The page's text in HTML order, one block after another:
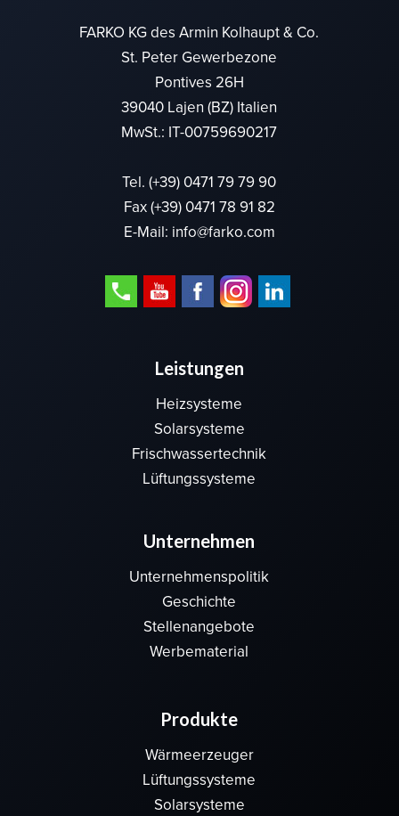
FARKO KG des Armin Kolhaupt & Co.
St. Peter Gewerbezone
Pontives 26H
39040 Lajen (BZ) Italien
MwSt.: IT-00759690217
Tel.(+39) 0471 79 79 90
Fax (+39) 0471 78 91 82
E-Mail: info@farko.com
Leistungen
Heizsysteme
Solarsysteme
Frischwassertechnik
Lüftungssysteme
Unternehmen
Unternehmenspolitik
Geschichte
Stellenangebote
Werbematerial
Produkte
Wärmeerzeuger
Lüftungssysteme
Solarsysteme